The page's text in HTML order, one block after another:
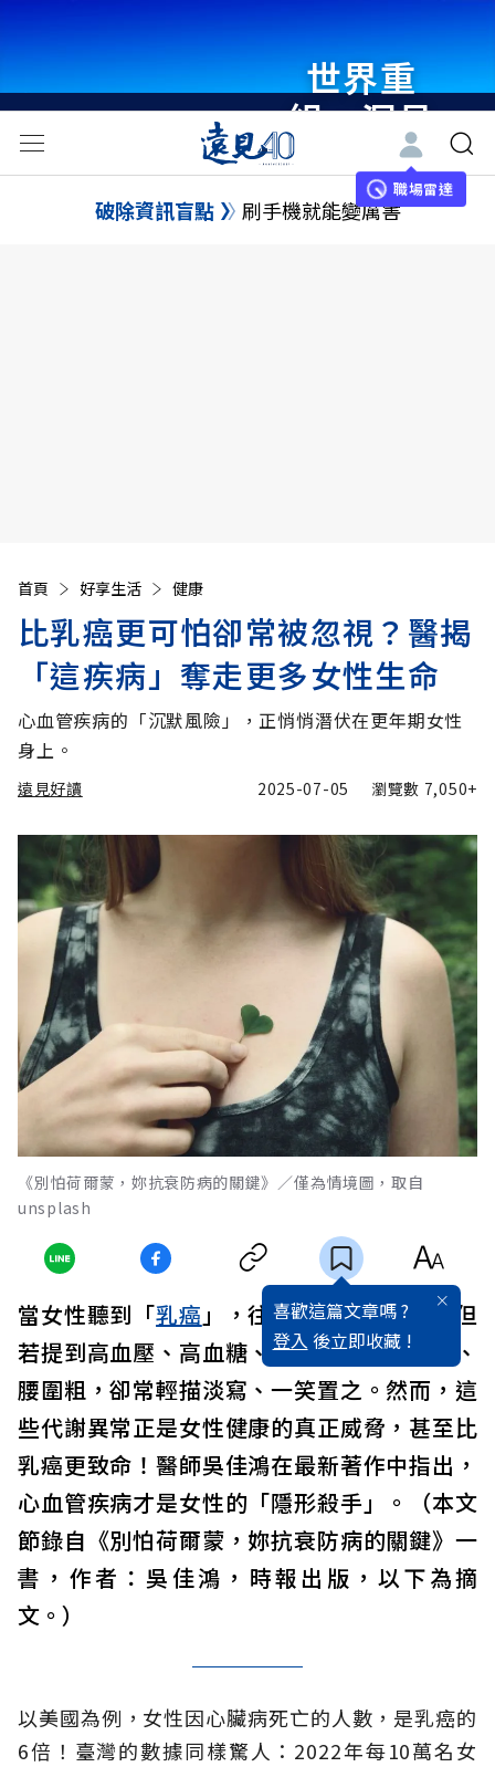
世界重
組・洞見
未來 與
世界領袖
職場雷達
破除資訊盲點 刷手機就能變厲害
首頁 好享生活 健康
比乳癌更可怕卻常被忽視？醫揭
「這疾病」奪走更多女性生命
心血管疾病的「沉默風險」，正悄悄潛伏在更年期女性
身上。
遠見好讀 2025-07-05 瀏覽數 7,050+
《別怕荷爾蒙，妳抗衰防病的關鍵》／僅為情境圖，取自
unsplash
喜歡這篇文章嗎 ?
登入 後立即收藏 !
當女性聽到「乳癌 」，往往瞬間緊張焦慮
；但
若提到高血壓、高血糖、高血脂、體脂過高、
腰圍粗，卻常輕描淡寫、一笑置之。然而，這
些代謝異常正是女性健康的真正威脅，甚至比
乳癌更致命！醫師吳佳鴻在最新著作中指出，
心血管疾病才是女性的「隱形殺手」。（本文
節錄自《別怕荷爾蒙，妳抗衰防病的關鍵》一
書，作者：吳佳鴻，時報出版，以下為摘
文。）
以美國為例，女性因心臟病死亡的人數，是乳癌的
6倍！臺灣的數據同樣驚人：2022年每10萬名女